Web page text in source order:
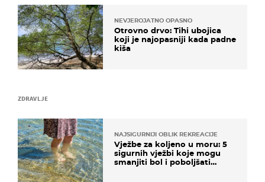
ZDRAVLJE
NAJSIGURNIJI OBLIK REKREACIJE
Vježbe za koljeno u moru: 5
sigurnih vježbi koje mogu
smanjiti bol i poboljšati
NEVJEROJATNO OPASNO
Otrovno drvo: Tihi ubojica
koji je najopasniji kada padne
kiša